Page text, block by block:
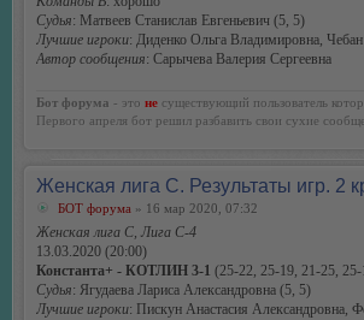
Судья: Матвеев Станислав Евгеньевич (5, 5)
Лучшие игроки: Диденко Ольга Владимировна,
Автор сообщения: Сарычева Валерия Сергеевна
Бот форума - это не существующий пользователь
Первого апреля бот решил разбавить свои сухие
Женская лига С. Результаты игр. 2
БОТ форума » 16 мар 2020, 07:32
Женская лига С, Лига С-4
13.03.2020 (20:00)
Константа+ - КОТЛИН 3-1 (25-22, 25-19, 21-25,
Судья: Ягудаева Лариса Александровна (5, 5)
Лучшие игроки: Пискун Анастасия Александровна,